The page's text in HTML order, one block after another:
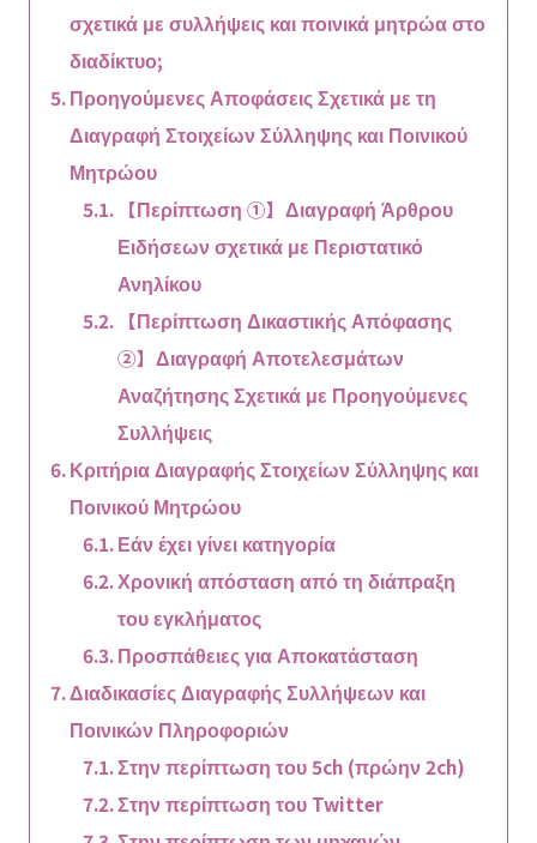
σχετικά με συλλήψεις και ποινικά μητρώα στο
διαδίκτυο;
Προηγούμενες Αποφάσεις Σχετικά με τη
Διαγραφή Στοιχείων Σύλληψης και Ποινικού
Μητρώου
【Περίπτωση ①】Διαγραφή Άρθρου
Ειδήσεων σχετικά με Περιστατικό
Ανηλίκου
【Περίπτωση Δικαστικής Απόφασης
②】Διαγραφή Αποτελεσμάτων
Αναζήτησης Σχετικά με Προηγούμενες
Συλλήψεις
Κριτήρια Διαγραφής Στοιχείων Σύλληψης και
Ποινικού Μητρώου
Εάν έχει γίνει κατηγορία
Χρονική απόσταση από τη διάπραξη
του εγκλήματος
Προσπάθειες για Αποκατάσταση
Διαδικασίες Διαγραφής Συλλήψεων και
Ποινικών Πληροφοριών
Στην περίπτωση του 5ch (πρώην 2ch)
Στην περίπτωση του Twitter